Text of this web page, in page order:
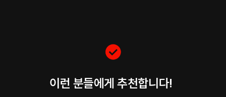
이런 분들에게 추천합니다!